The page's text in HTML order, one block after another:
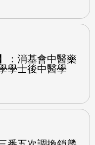
：消基會中醫藥
學士後中醫學